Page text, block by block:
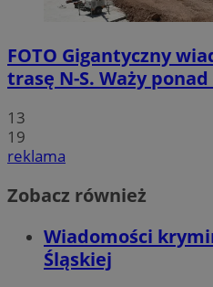
FOTO Gigantyczny
trasę N-S. Waży
13
19
reklama
Zobacz również
Wiadomości
Śląskiej